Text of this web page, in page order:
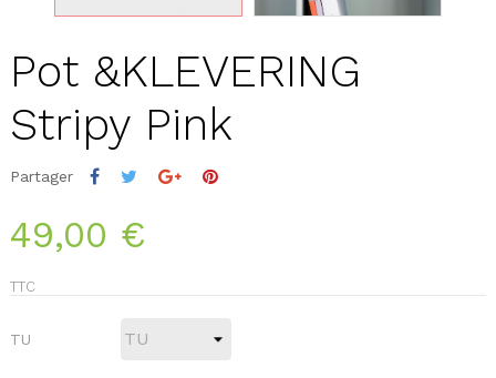
Pot &KLEVERING
Stripy Pink
Partager
49,00 €
TTC
TU